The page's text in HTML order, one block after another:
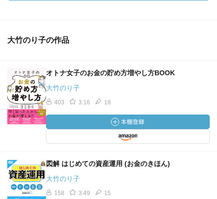
大竹のり子の作品
オトナ女子のお金の貯め方増やし方BOOK
大竹のり子
403 3.16 18
図解 はじめての資産運用 (お金のきほん)
大竹のり子
158 3.49 15